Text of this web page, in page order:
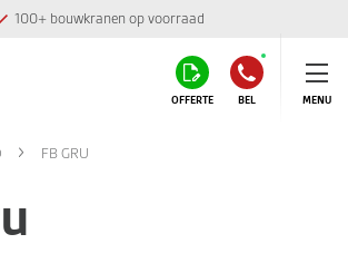
100+ bouwkranen op voorraad
OFFERTE BEL MENU
FB GRU